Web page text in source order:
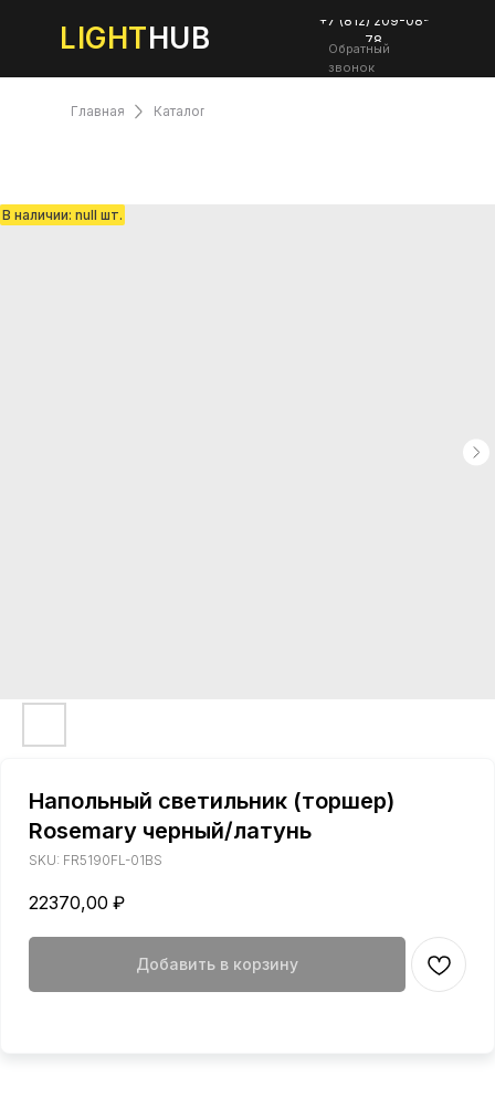
LIGHTHUB
+7 (812) 209-08-
78
Обратный
звонок
Каталог
Главная
Напольный светильник (торшер)
Rosemary черный/латунь
SKU: FR5190FL-01BS
22370,00 ₽
Добавить в корзину